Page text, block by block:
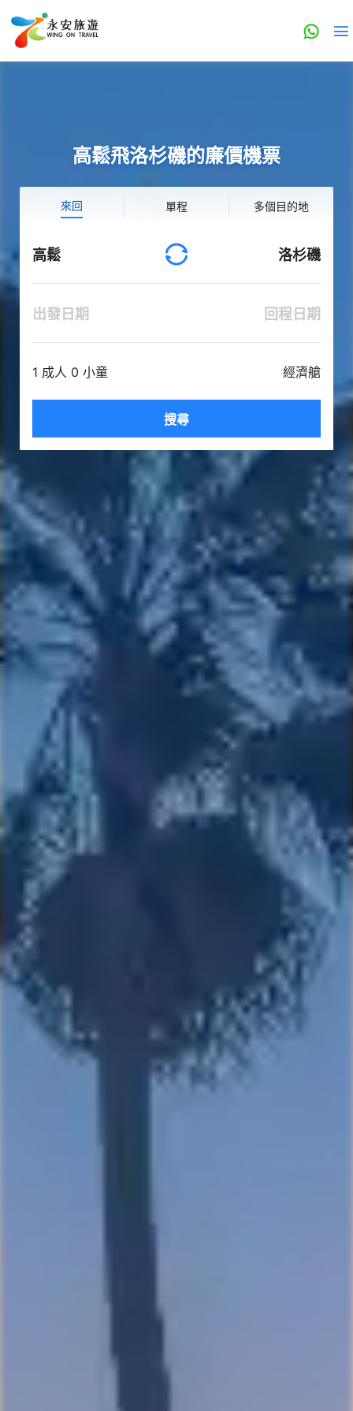
高鬆飛洛杉磯的廉價機票
來回 單程 多個目的地
高鬆 洛杉磯
出發日期 回程日期
1 成人 0 小童 經濟艙
搜尋